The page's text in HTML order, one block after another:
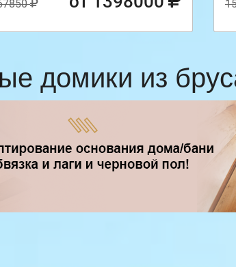
домики из